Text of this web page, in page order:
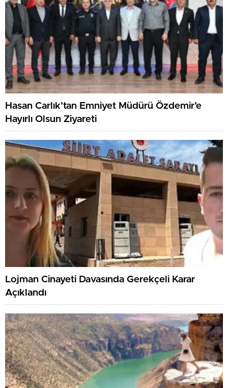
Hasan Carlık’tan Emniyet Müdürü Özdemir’e
Hayırlı Olsun Ziyareti
Lojman Cinayeti Davasında Gerekçeli Karar
Açıklandı